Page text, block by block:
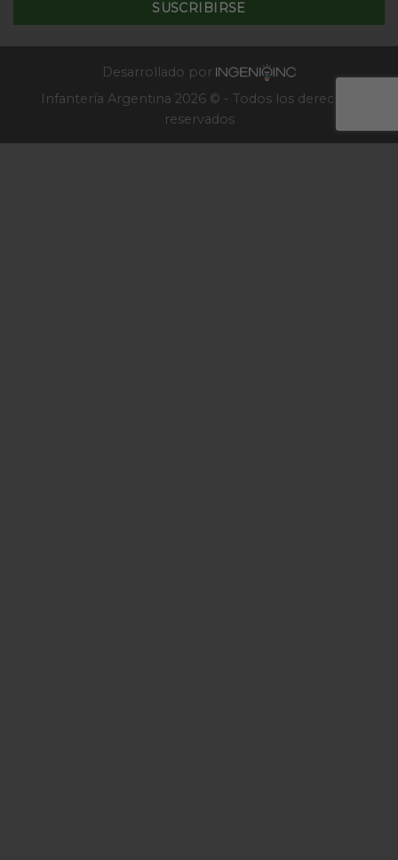
Escuela
de
Desarrollado por
Infantería Argentina 2026 © - Todos los derechos
reservados